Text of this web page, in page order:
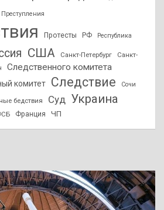
Преступления
Протесты РФ Республика
США Санкт-Петербург
Санкт-
Следственного комитета
комитет Следствие Сочи
бедствия Суд Украина
Франция ЧП